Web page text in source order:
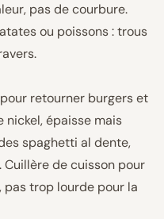
pas de courbure.
ou poissons : trous
retourner burgers et
nickel, épaisse mais
spaghetti al dente,
de cuisson pour
pas trop lourde pour la